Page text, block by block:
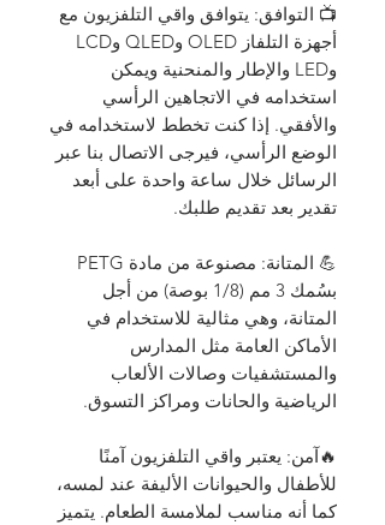
📺 التوافق: يتوافق واقي التلفزيون مع
أجهزة التلفاز OLED وQLED وLCD
وLED والإطار والمنحنية ويمكن
استخدامه في الاتجاهين الرأسي
والأفقي. إذا كنت تخطط لاستخدامه في
الوضع الرأسي، فيرجى الاتصال بنا عبر
الرسائل خلال ساعة واحدة على أبعد
تقدير بعد تقديم طلبك.
💪 المتانة: مصنوعة من مادة PETG
بسُمك 3 مم (1/8 بوصة) من أجل
المتانة، وهي مثالية للاستخدام في
الأماكن العامة مثل المدارس
والمستشفيات وصالات الألعاب
الرياضية والحانات ومراكز التسوق.
🔥آمن: يعتبر واقي التلفزيون آمنًا
للأطفال والحيوانات الأليفة عند لمسه،
كما أنه مناسب لملامسة الطعام. يتميز